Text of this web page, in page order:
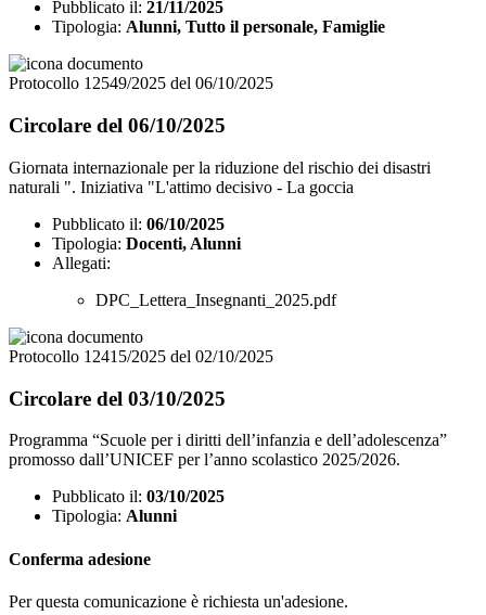
Pubblicato il: 21/11/2025
Tipologia: Alunni, Tutto il personale, Famiglie
Protocollo 12549/2025 del 06/10/2025
Circolare del 06/10/2025
Giornata internazionale per la riduzione del rischio dei disastri
naturali ". Iniziativa "L'attimo decisivo - La goccia
Pubblicato il: 06/10/2025
Tipologia: Docenti, Alunni
Allegati:
DPC_Lettera_Insegnanti_2025.pdf
Protocollo 12415/2025 del 02/10/2025
Circolare del 03/10/2025
Programma “Scuole per i diritti dell’infanzia e dell’adolescenza”
promosso dall’UNICEF per l’anno scolastico 2025/2026.
Pubblicato il: 03/10/2025
Tipologia: Alunni
Conferma adesione
Per questa comunicazione è richiesta un'adesione.